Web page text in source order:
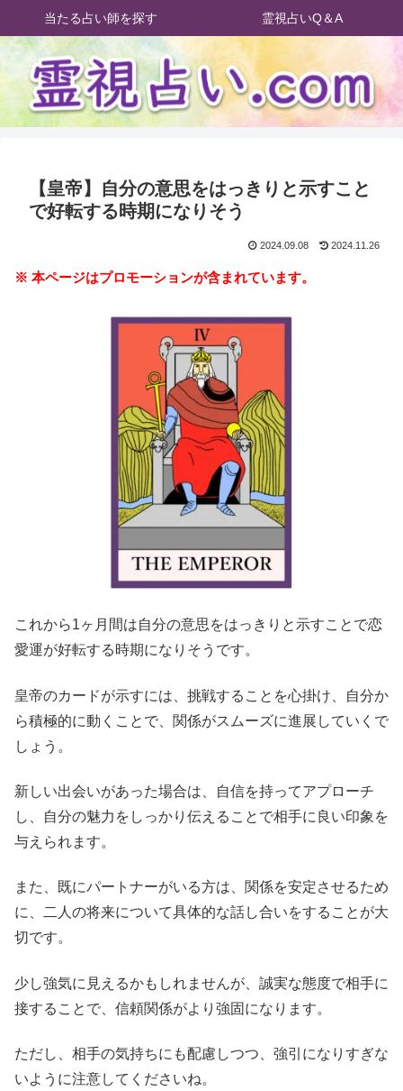
当たる占い師を探す 霊視占いQ＆A
【皇帝】自分の意思をはっきりと示すこと
で好転する時期になりそう
2024.09.08 2024.11.26
※ 本ページはプロモーションが含まれています。
これから1ヶ月間は自分の意思をはっきりと示すことで恋
愛運が好転する時期になりそうです。
皇帝のカードが示すには、挑戦することを心掛け、自分か
ら積極的に動くことで、関係がスムーズに進展していくで
しょう。
新しい出会いがあった場合は、自信を持ってアプローチ
し、自分の魅力をしっかり伝えることで相手に良い印象を
与えられます。
また、既にパートナーがいる方は、関係を安定させるため
に、二人の将来について具体的な話し合いをすることが大
切です。
少し強気に見えるかもしれませんが、誠実な態度で相手に
接することで、信頼関係がより強固になります。
ただし、相手の気持ちにも配慮しつつ、強引になりすぎな
いように注意してくださいね。